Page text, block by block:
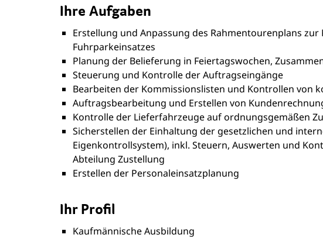
Ihre Aufgaben
Erstellung und Anpassung des Rahmentourenplans
Fuhrparkeinsatzes
Planung der Belieferung in Feiertagswochen,
Steuerung und Kontrolle der Auftragseingänge
Bearbeiten der Kommissionslisten und Kontrollen
Auftragsbearbeitung und Erstellen von
Kontrolle der Lieferfahrzeuge auf ordnungsgemäßen
Sicherstellen der Einhaltung der gesetzlichen und
Eigenkontrollsystem), inkl. Steuern, Auswerten und
Abteilung Zustellung
Erstellen der Personaleinsatzplanung
Ihr Profil
Kaufmännische Ausbildung